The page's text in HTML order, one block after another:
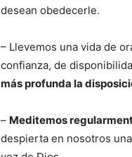
desean obedecerle.
– Llevemos una vida de
confianza, de
más profunda la
– Meditemos
despierta en nosotros